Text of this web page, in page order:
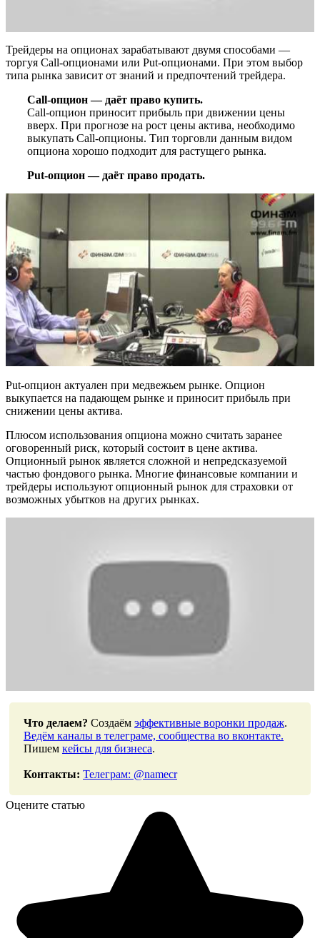
Трейдеры на опционах зарабатывают двумя способами —
торгуя Call-опционами или Put-опционами. При этом выбор
типа рынка зависит от знаний и предпочтений трейдера.
Call-опцион — даёт право купить.
Call-опцион приносит прибыль при движении цены
вверх. При прогнозе на рост цены актива, необходимо
выкупать Call-опционы. Тип торговли данным видом
опциона хорошо подходит для растущего рынка.
Put-опцион — даёт право продать.
Put-опцион актуален при медвежьем рынке. Опцион
выкупается на падающем рынке и приносит прибыль при
снижении цены актива.
Плюсом использования опциона можно считать заранее
оговоренный риск, который состоит в цене актива.
Опционный рынок является сложной и непредсказуемой
частью фондового рынка. Многие финансовые компании и
трейдеры используют опционный рынок для страховки от
возможных убытков на других рынках.
Что делаем? Создаём эффективные воронки продаж.
Ведём каналы в телеграме, сообщества во вконтакте.
Пишем кейсы для бизнеса.
Контакты: Телеграм: @namecr
Оцените статью